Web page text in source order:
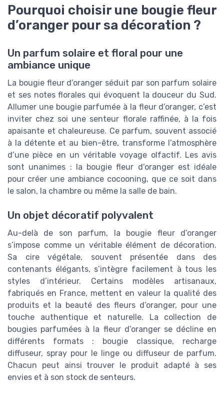
Pourquoi choisir une bougie fleur
d’oranger pour sa décoration ?
Un parfum solaire et floral pour une
ambiance unique
La bougie fleur d’oranger séduit par son parfum solaire
et ses notes florales qui évoquent la douceur du Sud.
Allumer une bougie parfumée à la fleur d’oranger, c’est
inviter chez soi une senteur florale raffinée, à la fois
apaisante et chaleureuse. Ce parfum, souvent associé
à la détente et au bien-être, transforme l’atmosphère
d’une pièce en un véritable voyage olfactif. Les avis
sont unanimes : la bougie fleur d’oranger est idéale
pour créer une ambiance cocooning, que ce soit dans
le salon, la chambre ou même la salle de bain.
Un objet décoratif polyvalent
Au-delà de son parfum, la bougie fleur d’oranger
s’impose comme un véritable élément de décoration.
Sa cire végétale, souvent présentée dans des
contenants élégants, s’intègre facilement à tous les
styles d’intérieur. Certains modèles artisanaux,
fabriqués en France, mettent en valeur la qualité des
produits et la beauté des fleurs d’oranger, pour une
touche authentique et naturelle. La collection de
bougies parfumées à la fleur d’oranger se décline en
différents formats : bougie classique, recharge
diffuseur, spray pour le linge ou diffuseur de parfum.
Chacun peut ainsi trouver le produit adapté à ses
envies et à son stock de senteurs.